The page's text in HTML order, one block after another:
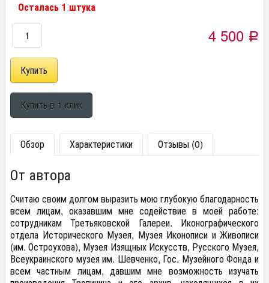
Осталась 1 штука
4 500 Р
Обзор Характеристики Отзывы (0)
От автора
Считаю своим долгом выразить мою глубокую благодарность
всем лицам, оказавшим мне содействие в моей работе:
сотрудникам Третьяковской Галереи. Иконографического
отдела Исторического Музея, Музея Иконописи и Живописи
(им. Остроухова), Музея Изящных Искусств, Русского Музея,
Всеукраинского музея им. Шевченко, Гос. Музейного Фонда и
всем частным лицам, давшим мне возможность изучать